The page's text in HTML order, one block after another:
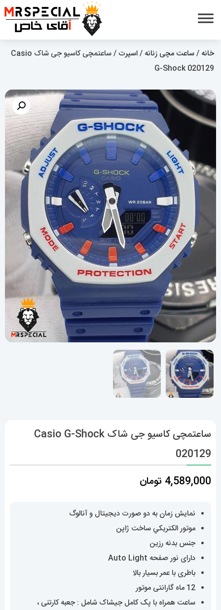
خانه /ساعت مچی زنانه /اسپرت
/ ساعتمچی کاسیو جی شاک Casio
G-Shock 020129
ساعتمچی کاسیو جی شاک Casio G-Shock
020129
4,589,000 تومان
نمایش زمان به دو صورت دیجیتال و آنالوگ
موتور الکتريکي ساخت ژاپن
جنس بدنه رزین
دارای نور صفحه Auto Light
باطری با عمر بسیار بالا
12 ماه گارانتی موتور
ساعت همراه با پک کامل جیشاک شامل : جعبه کارتنی ،